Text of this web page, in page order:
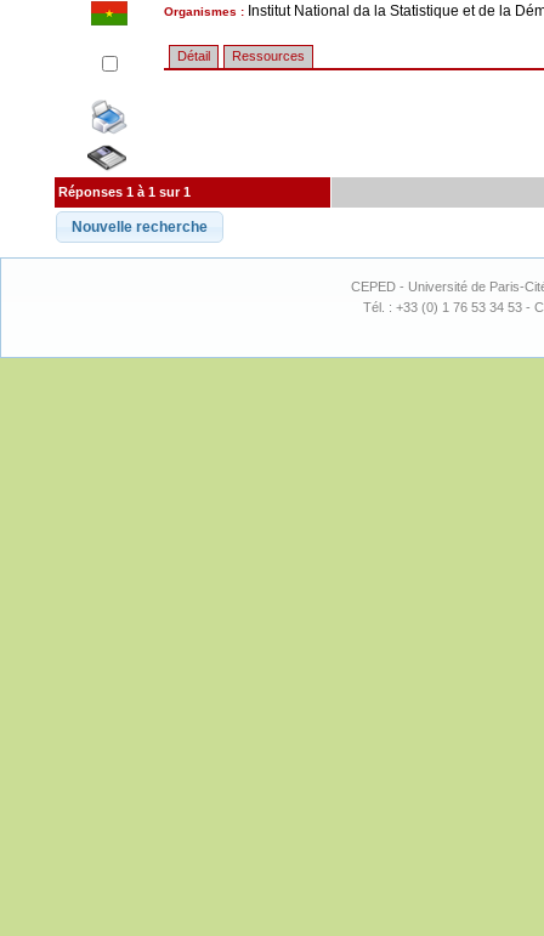
Organismes : Institut National da la Statistique et de la
Détail Ressources
Réponses 1 à 1 sur 1
CEPED - Université de Paris-
Tél. : +33 (0) 1 76 53 34 53 -